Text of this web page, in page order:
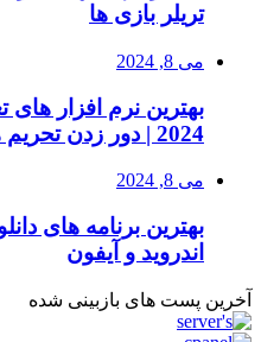
تریلر بازی ها
می 8, 2024
بهترین نرم افزار های
2024 | دور زدن تحریم ها
می 8, 2024
اندروید و آیفون
آخرین پست های بازبینی شده